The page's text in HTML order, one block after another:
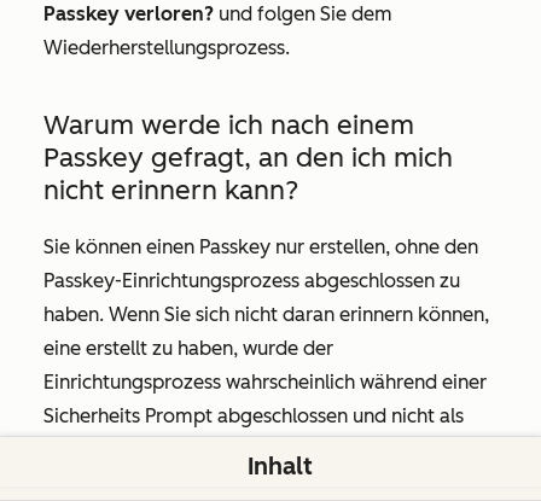
Passkey verloren? und folgen Sie dem
Wiederherstellungsprozess.
Warum werde ich nach einem
Passkey gefragt, an den ich mich
nicht erinnern kann?
Sie können einen Passkey nur erstellen, ohne den
Passkey-Einrichtungsprozess abgeschlossen zu
haben. Wenn Sie sich nicht daran erinnern können,
eine erstellt zu haben, wurde der
Einrichtungsprozess wahrscheinlich während einer
Sicherheits Prompt abgeschlossen und nicht als
Inhalt